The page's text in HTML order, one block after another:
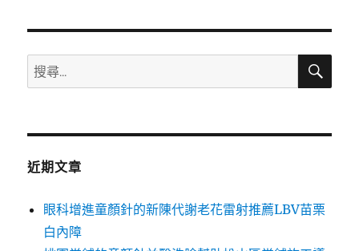
搜
尋
鍵
搜
近期文章
眼科增進童顏針的新陳代謝老花雷射推薦LBV苗栗
白內障